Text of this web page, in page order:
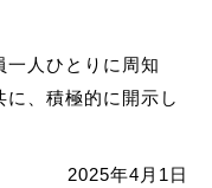
一人ひとりに周知
に、積極的に開示し
2025年4月1日